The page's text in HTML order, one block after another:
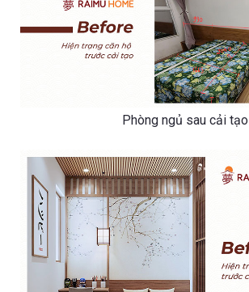
Phòng ngủ sau cải tạo